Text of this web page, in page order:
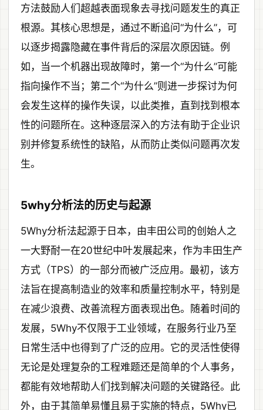
方法鼓励人们超越表面现象去寻找问题发生的真正
根源。其核心思想是，通过不断追问“为什么”，可
以逐步揭露隐藏在事件背后的深层次原因链。例
如，当一个机器出现故障时，第一个“为什么”可能
指向操作不当；第二个“为什么”则进一步探讨为何
会发生这样的操作失误，以此类推，直到找到根本
性的问题所在。这种逐层深入的方法有助于企业识
别并修复系统性的缺陷，从而防止类似问题再次发
生。
5why分析法的历史与起源
5Why分析法起源于日本，由丰田公司的创始人之
一大野耐一在20世纪中叶发展起来，作为丰田生产
方式（TPS）的一部分而被广泛应用。最初，该方
法旨在提高制造业的效率和质量控制水平，特别是
在减少浪费、改善流程方面表现出色。随着时间的
发展，5Why不仅限于工业领域，在服务行业乃至
日常生活中也得到了广泛的应用。它的灵活性使得
无论是处理复杂的工程难题还是简单的个人事务，
都能有效地帮助人们找到解决问题的关键路径。此
外，由于其简单易懂且易于实施的特点，5Why已